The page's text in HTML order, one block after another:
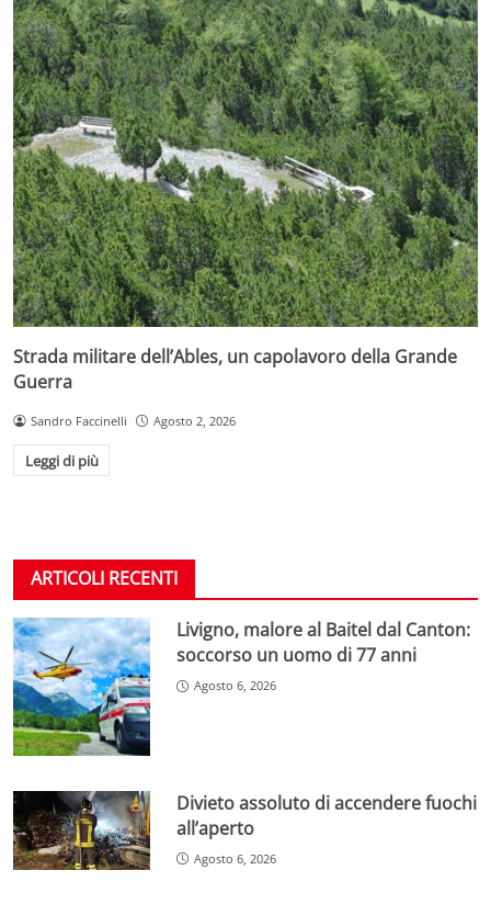
Strada militare dell’Ables, un capolavoro della Grande
Guerra
Sandro Faccinelli Agosto 2, 2026
Leggi di più
ARTICOLI RECENTI
Livigno, malore al Baitel dal Canton:
soccorso un uomo di 77 anni
Agosto 6, 2026
Divieto assoluto di accendere fuochi
all’aperto
Agosto 6, 2026